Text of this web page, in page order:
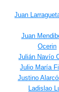
Juan
Juan
Ocerin
Julián Navío
Julio María
Justino
Ladislao